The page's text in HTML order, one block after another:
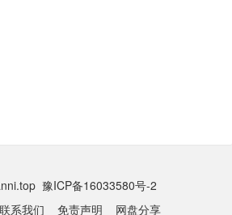
豫ICP备16033580号-2
联系我们 免责声明 网盘分享